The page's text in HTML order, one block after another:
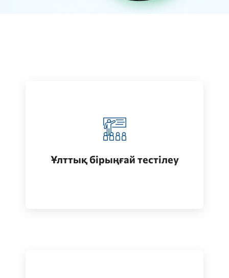
Ұлттық бірыңғай тестілеу
Қазақстанда жоғары білім алу
(бакалавриат)
Өту